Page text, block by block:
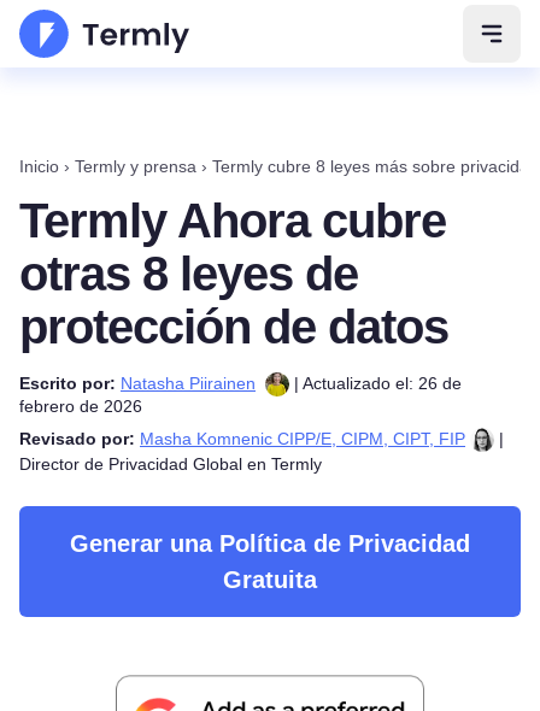
Abrir
Inicio › Termly y prensa › Termly cubre 8 leyes más sobre
Termly Ahora cubre
otras 8 leyes de
protección de datos
Escrito por: Natasha Piirainen
| Actualizado el: 26 de
febrero de 2026
Revisado por: Masha Komnenic CIPP/E, CIPM, CIPT, FIP
|
Director de Privacidad Global en Termly
Generar una Política de Privacidad
Gratuita